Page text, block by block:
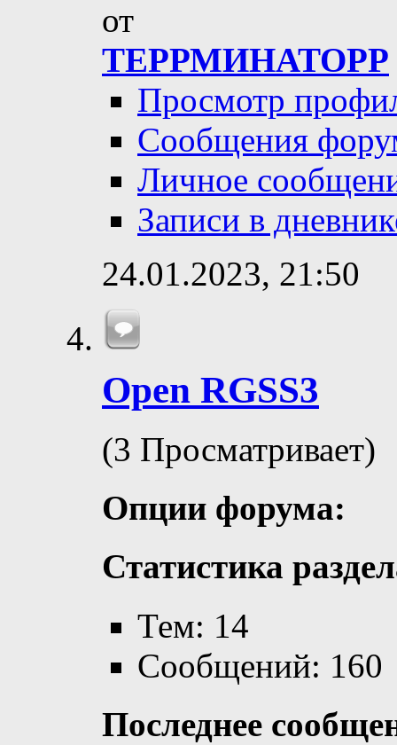
от
ТЕРРМИНАТОРР
Просмотр
Сообщения
Личное
Записи в
24.01.2023, 21:50
Open RGSS3
(3 Просматривает)
Опции форума:
Статистика
Тем: 14
Сообщений: 160
Последнее